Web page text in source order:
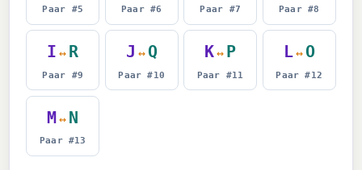
Paar #5 Paar #6 Paar #7 Paar #8
I ↔ R
Paar #9
J ↔ Q
Paar #10
K↔ P
Paar #11
L↔ O
Paar #12
M↔ N
Paar #13